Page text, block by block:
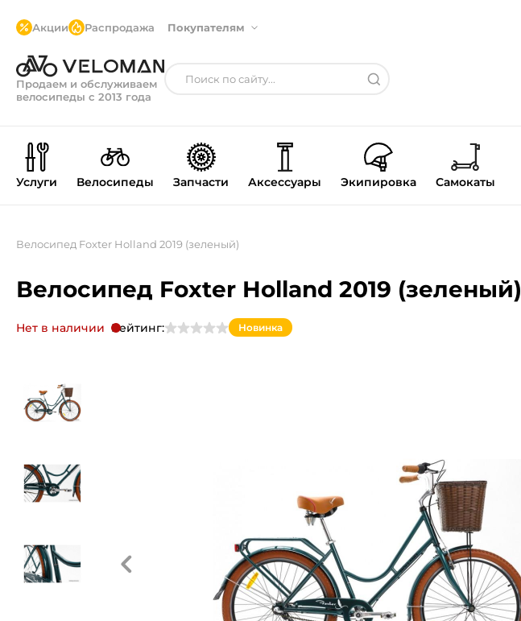
Акции Распродажа Покупателям
Продаем и обслуживаем
велосипеды с 2013 года
Услуги Велосипеды Запчасти Аксессуары Экипировка Самокаты
Велосипед Foxter Holland 2019 (зеленый)
Велосипед Foxter Holland 2019 (зеленый)
Нет в наличии Рейтинг: Новинка